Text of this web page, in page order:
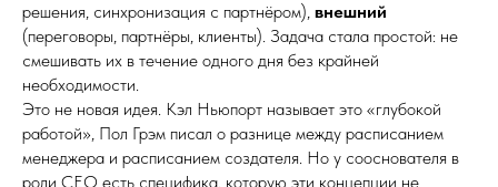
решения, синхронизация с партнёром), внешний
(переговоры, партнёры, клиенты). Задача стала простой: не
смешивать их в течение одного дня без крайней
необходимости.
Это не новая идея. Кэл Ньюпорт называет это «глубокой
работой», Пол Грэм писал о разнице между расписанием
менеджера и расписанием создателя. Но у сооснователя в
роли CEO есть специфика, которую эти концепции не